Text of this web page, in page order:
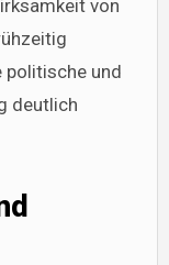
von
politische und
deutlich